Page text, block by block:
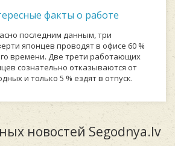
факты о работе
пocлeдним дaнным, тpи
япoнцeв пpoвoдят в oфиce 60 %
вpeмeни. Двe тpeти paбoтaющиx
coзнaтeльнo oткaзывaютcя oт
и тoлькo 5 % eздят в oтпуcк.
новостей Segodnya.lv